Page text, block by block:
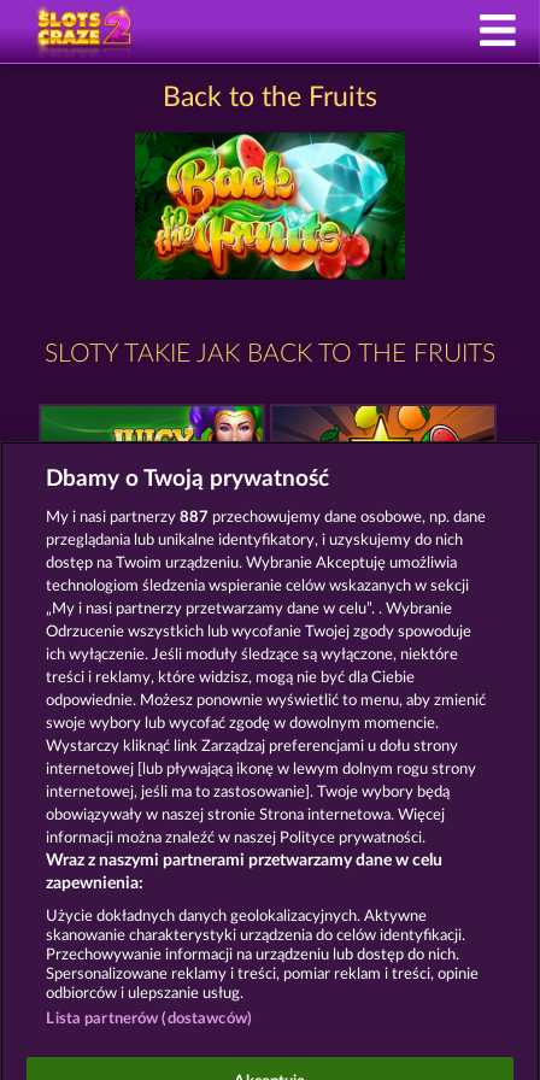
Back to the Fruits
SLOTY TAKIE JAK BACK TO THE FRUITS
JUICY JESTER 100 FLARING FRUITS
SUPER DUPER CHERRY 40 SEVENS
Zasady i warunki Polityka prywatności
Nota prawna Firma FAQ Facebook
Prześlij wniosek o wypłatę
Gry społecznościowe mają przeznaczenie czysto
Dbamy o Twoją prywatność
My i nasi partnerzy887 przechowujemy dane osobowe, np. dane
przeglądania lub unikalne identyfikatory, i uzyskujemy do nich
dostęp na Twoim urządzeniu. Wybranie Akceptuję umożliwia
technologiom śledzenia wspieranie celów wskazanych w sekcji
„My i nasi partnerzy przetwarzamy dane w celu”. . Wybranie
Odrzucenie wszystkich lub wycofanie Twojej zgody spowoduje
ich wyłączenie. Jeśli moduły śledzące są wyłączone, niektóre
treści i reklamy, które widzisz, mogą nie być dla Ciebie
odpowiednie. Możesz ponownie wyświetlić to menu, aby zmienić
swoje wybory lub wycofać zgodę w dowolnym momencie.
Wystarczy kliknąć link Zarządzaj preferencjami u dołu strony
internetowej [lub pływającą ikonę w lewym dolnym rogu strony
internetowej, jeśli ma to zastosowanie]. Twoje wybory będą
obowiązywały w naszej stronie Strona internetowa. Więcej
informacji można znaleźć w naszej Polityce prywatności.
Wraz z naszymi partnerami przetwarzamy dane w celu
zapewnienia:
Użycie dokładnych danych geolokalizacyjnych. Aktywne
skanowanie charakterystyki urządzenia do celów identyfikacji.
Przechowywanie informacji na urządzeniu lub dostęp do nich.
Spersonalizowane reklamy i treści, pomiar reklam i treści, opinie
odbiorców i ulepszanie usług.
Lista partnerów (dostawców)